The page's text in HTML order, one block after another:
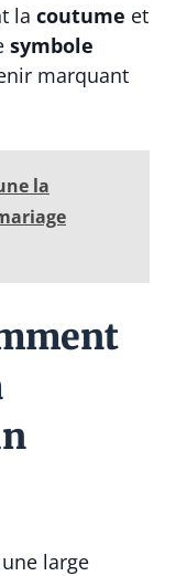
la coutume et
symbole
marquant
la
large